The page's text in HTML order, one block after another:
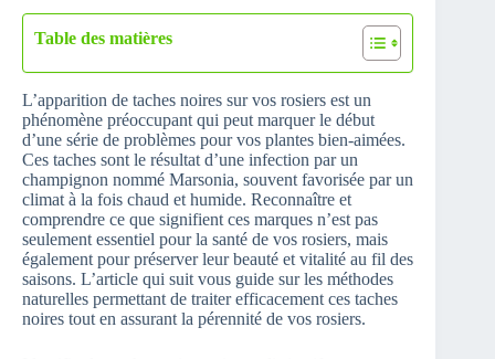
Table des matières
L’apparition de taches noires sur vos rosiers est un
phénomène préoccupant qui peut marquer le début
d’une série de problèmes pour vos plantes bien-aimées.
Ces taches sont le résultat d’une infection par un
champignon nommé Marsonia, souvent favorisée par un
climat à la fois chaud et humide. Reconnaître et
comprendre ce que signifient ces marques n’est pas
seulement essentiel pour la santé de vos rosiers, mais
également pour préserver leur beauté et vitalité au fil des
saisons. L’article qui suit vous guide sur les méthodes
naturelles permettant de traiter efficacement ces taches
noires tout en assurant la pérennité de vos rosiers.